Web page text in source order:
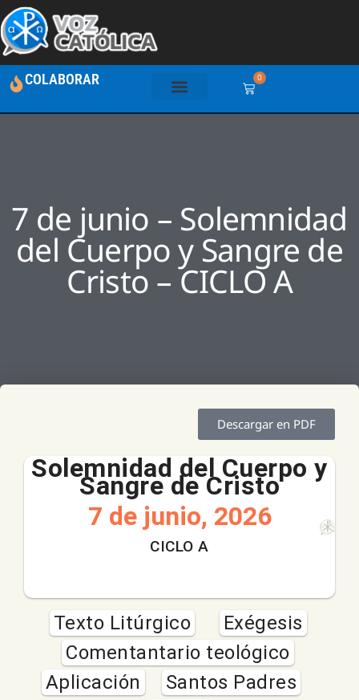
COLABORAR 0
7 de junio – Solemnidad
del Cuerpo y Sangre de
Cristo – CICLO A
Descargar en PDF
Solemnidad del Cuerpo y
Sangre de Cristo
7 de junio, 2026
CICLO A
Texto Litúrgico
Exégesis
Comentantario teológico
Aplicación
Santos Padres